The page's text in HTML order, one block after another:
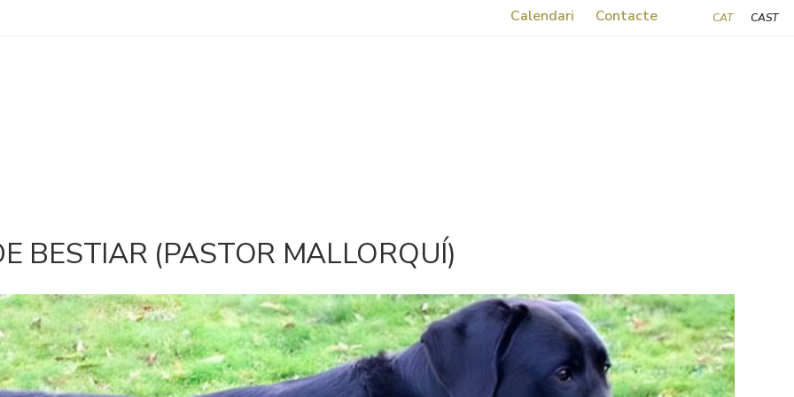
Calendari Contacte CAT CAST
BESTIAR (PASTOR MALLORQUÍ)